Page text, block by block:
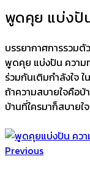
พูดคุย แบ่งปั
บรรยากาศการรวม
พูดคุย แบ่งปัน ความ
ร่วมกันเติมกำลังใจ ใ
ถ้าความสบายใจคือบ้
บ้านที่ใครมาก็สบายใ
Previous